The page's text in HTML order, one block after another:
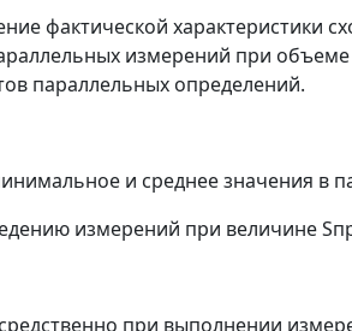
фактической характеристики
измерений при
параллельных определений.
и среднее значения в
измерений при величине S
при выполнении